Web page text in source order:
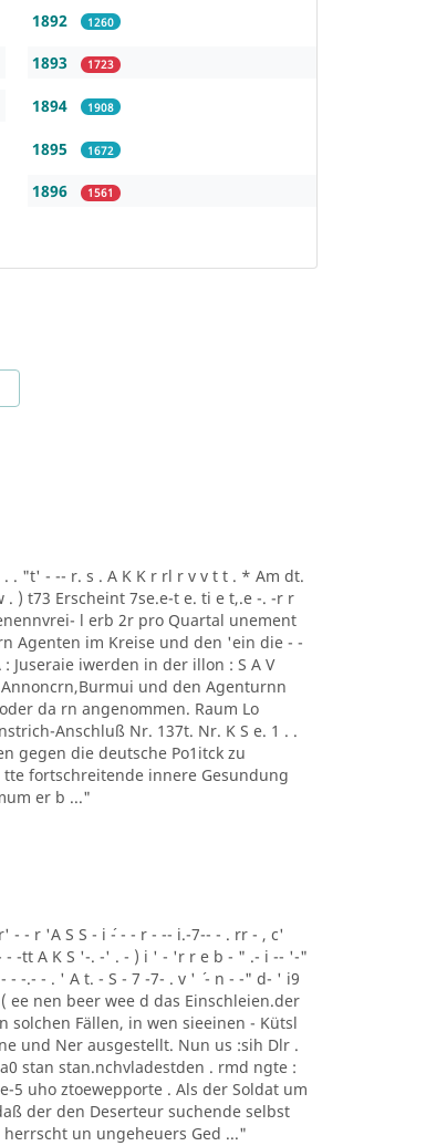
1892 1260
1893 1723
1894 1908
1895 1672
1896 1561
. "t' - -- r. s . A K K r rl r v v t t . * Am dt.
) t73 Erscheint 7se.e-t e. ti e t,.e -. -r r
l erb 2r pro Quartal unement
Agenten im Kreise und den 'ein die - -
iwerden in der illon : S A V
und den Agenturnn
da rn angenommen. Raum Lo
Anschluß Nr. 137t. Nr. K S e. 1 . .
gegen die deutsche Po1itck zu
fortschreitende innere Gesundung
er b ..."
- r 'A S S - i ´- - - r - -- i.-7-- - . rr - , c'
-tt A K S '-. -' . - ) i ' - 'r r e b - " .- i -- '-"
-.- - . ' A t. - S - 7 -7- . v ' ´ - n - -" d- ' i9
ee nen beer wee d das Einschleien.der
Fällen, in wen sieeinen - Kütsl
und Ner ausgestellt. Nun us :sih Dlr .
stan stan.nchvladestden . rmd ngte :
5 uho ztoewepporte . Als der Soldat um
der den Deserteur suchende selbst
un ungeheuers Ged ..."